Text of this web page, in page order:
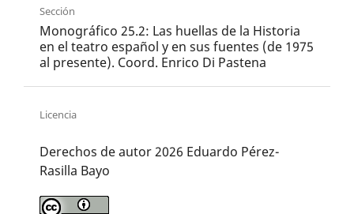
Sección
Monográfico 25.2: Las huellas de la Historia
en el teatro español y en sus fuentes (de 1975
al presente). Coord. Enrico Di Pastena
Licencia
Derechos de autor 2026 Eduardo Pérez-
Rasilla Bayo